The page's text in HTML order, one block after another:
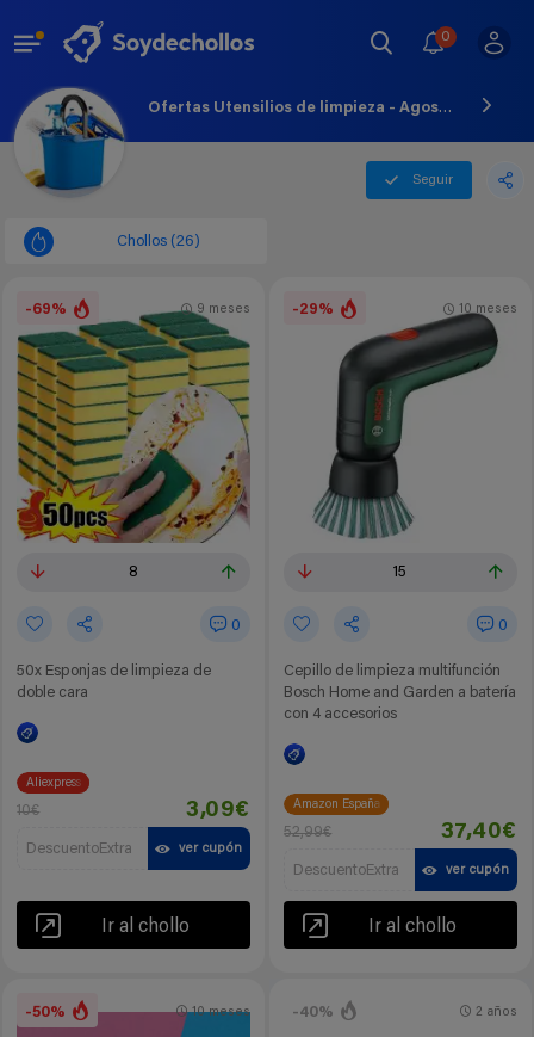
0
Ofertas Utensilios de limpieza - Agosto - 2026
Seguir
Chollos (26)
-69%
8
0
50x Esponjas de limpieza de
doble cara
9 meses
Aliexpress
10€ 3,09€
DescuentoExtra ver cupón
Ir al chollo
-29%
15
0
Cepillo de limpieza multifunción
Bosch Home and Garden a batería
con 4 accesorios
10 meses
Amazon España
52,99€ 37,40€
DescuentoExtra ver cupón
Ir al chollo
-50% 10 meses -40% 2 años